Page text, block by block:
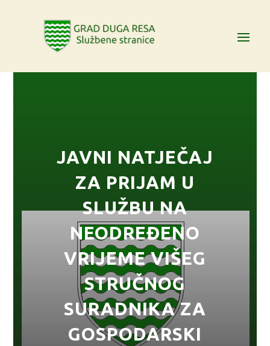
JAVNI NATJEČAJ
ZA PRIJAM U
SLUŽBU NA
NEODREĐENO
VRIJEME VIŠEG
STRUČNOG
SURADNIKA ZA
GOSPODARSKI